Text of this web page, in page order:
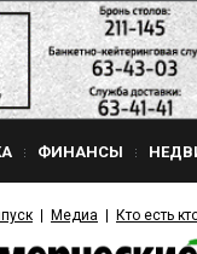
ФИНАНСЫ
Медиа Кто есть